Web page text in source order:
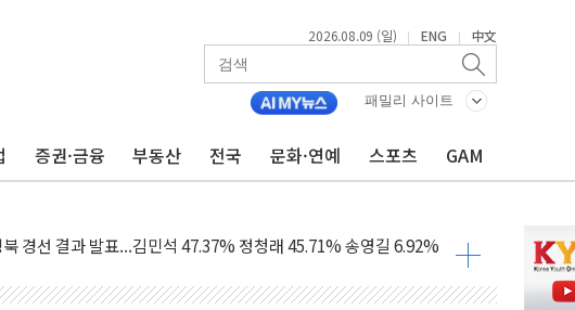
2026.08.09 (일) | ENG | 中文
패밀리 사이트
증권·금융 부동산 전국 문화·연예 스포츠 GAM
청래에 누적 '1.48%p' 차 선두 유지...金 46.01% vs 鄭 44.53%
위원장에 오중기 당선...합산득표율 68.63%
구·경북 경선서 정청래에 승리…金 48.54% vs 鄭 44.40%
·대구·경북 경선 결과...김민석 48.54% 정청래 44.40%
경선 결과 발표...정청래 47.82% 김민석 46.35% 송영길 5.83%
경선 결과 발표...김민석 50.30% 정청래 41.94% 송영길 7.76%